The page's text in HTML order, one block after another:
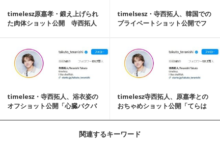
timelesz原嘉孝・鍛え上げられ
た肉体ショット公開 寺西拓人
timelsesz・寺西拓人、韓国での
プライベートショット公開でフ
timelesz・寺西拓人、浴衣姿の
オフショット公開「心臓バクバ
timelesz寺西拓人、原嘉孝との
おちゃめショット公開「てらは
関連するキーワード